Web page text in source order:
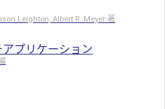
Leighton, Albert R. Meyer 著
プリケーション